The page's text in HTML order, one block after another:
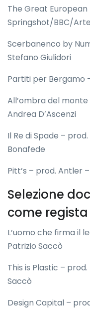
The Great
Springshot/BBC/
Scerbanenco by
Stefano Giulidori
Partiti per Bergamo
All’ombra del
Andrea D’Ascenzi
Il Re di Spade –
Bonafede
Pitt’s – prod. Antler
Selezione
come regista
L’uomo che firma il
Patrizio Saccò
This is Plastic –
Saccò
Design Capital –